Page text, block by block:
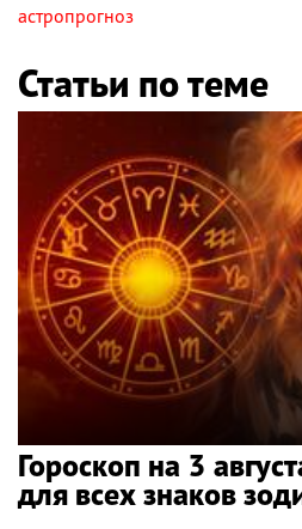
астропрогноз
Статьи по теме
Гороскоп на 3
для всех знаков